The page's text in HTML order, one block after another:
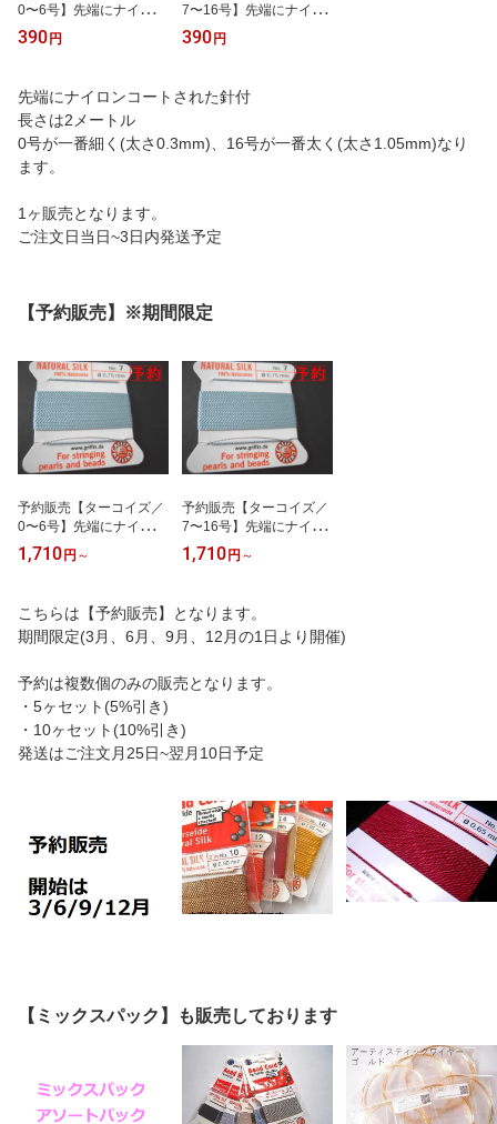
0〜6号】先端にナイロン
コート針の付いたグリフ
ィン糸(シルク糸)／2m
390円
7〜16号】先端にナイロ
ンコート針の付いたグリ
フィン糸(シルク糸)／2m
390円
先端にナイロンコートされた針付
長さは2メートル
0号が一番細く(太さ0.3mm)、16号が一番太く(太さ1.05mm)なり
ます。
1ヶ販売となります。
ご注文日当日~3日内発送予定
【予約販売】※期間限定
予約販売【ターコイズ／
0〜6号】先端にナイロン
コート針の付いたグリフ
ィン糸(シルク糸)／2m
1,710円 ～
予約販売【ターコイズ／
7〜16号】先端にナイロ
ンコート針の付いたグリ
フィン糸(シルク糸)／2m
1,710円 ～
こちらは【予約販売】となります。
期間限定(3月、6月、9月、12月の1日より開催)
予約は複数個のみの販売となります。
・5ヶセット(5%引き)
・10ヶセット(10%引き)
発送はご注文月25日~翌月10日予定
【ミックスパック】も販売しております